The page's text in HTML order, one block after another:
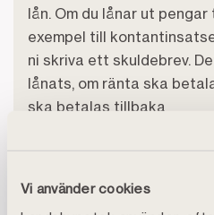
Vi använder cookies
lån. Om du lånar ut
exempel till
ni skriva ett skuldebrev.
lånats, om ränta ska
ska betalas tillbaka
Ett avtal mellan två eller